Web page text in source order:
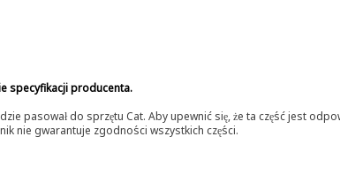
specyfikacji producenta.
pasował do sprzętu Cat. Aby upewnić się, że ta część jest
nie gwarantuje zgodności wszystkich części.